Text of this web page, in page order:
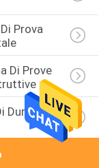
Prova
Di Prove
Durezza Di